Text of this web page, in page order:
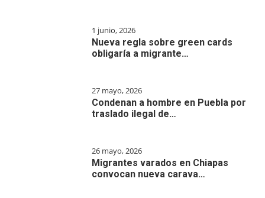
1 junio, 2026
Nueva regla sobre green cards
obligaría a migrante…
27 mayo, 2026
Condenan a hombre en Puebla por
traslado ilegal de…
26 mayo, 2026
Migrantes varados en Chiapas
convocan nueva carava…